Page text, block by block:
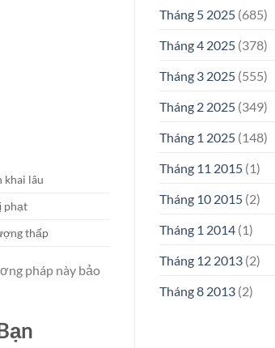
khai lâu
phạt
thấp
pháp này bảo
Tháng 5 2025(685)
Tháng 4 2025(378)
Tháng 3 2025(555)
Tháng 2 2025(349)
Tháng 1 2025(148)
Tháng 11 2015(1)
Tháng 10 2015(2)
Tháng 1 2014(1)
Tháng 12 2013(2)
Tháng 8 2013(2)